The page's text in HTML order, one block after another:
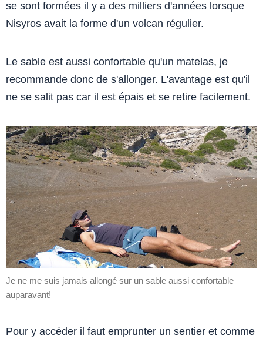
se sont formées il y a des milliers d'années lorsque
Nisyros avait la forme d'un volcan régulier.
Le sable est aussi confortable qu'un matelas, je
recommande donc de s'allonger. L'avantage est qu'il
ne se salit pas car il est épais et se retire facilement.
Je ne me suis jamais allongé sur un sable aussi confortable
auparavant!
Pour y accéder il faut emprunter un sentier et comme